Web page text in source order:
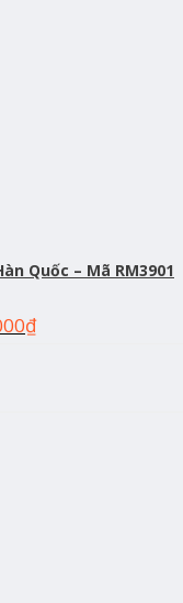
Quốc – Mã RM3901
₫